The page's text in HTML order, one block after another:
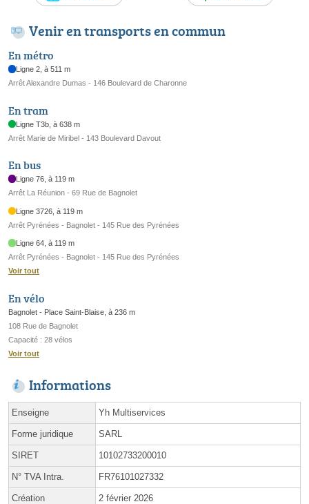
Venir en transports en commun
En métro
Ligne 2, à 511 m
Arrêt Alexandre Dumas - 146 Boulevard de Charonne
En tram
Ligne T3b, à 638 m
Arrêt Marie de Miribel - 143 Boulevard Davout
En bus
Ligne 76, à 119 m
Arrêt La Réunion - 69 Rue de Bagnolet
Ligne 3726, à 119 m
Arrêt Pyrénées - Bagnolet - 145 Rue des Pyrénées
Ligne 64, à 119 m
Arrêt Pyrénées - Bagnolet - 145 Rue des Pyrénées
Voir tout
En vélo
Bagnolet - Place Saint-Blaise, à 236 m
108 Rue de Bagnolet
Capacité : 28 vélos
Voir tout
Informations
Enseigne Yh Multiservices
Forme juridique SARL
SIRET 10102733200010
N° TVA Intra. FR76101027332
Création 2 février 2026